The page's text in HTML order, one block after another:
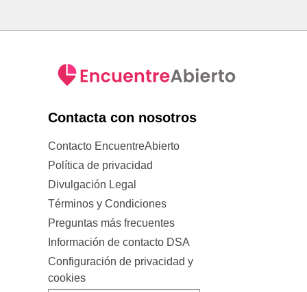
Contacta con nosotros
Contacto EncuentreAbierto
Política de privacidad
Divulgación Legal
Términos y Condiciones
Preguntas más frecuentes
Información de contacto DSA
Configuración de privacidad y
cookies